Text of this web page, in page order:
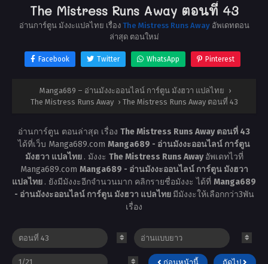
The Mistress Runs Away ตอนที่ 43
อ่านการ์ตูน มังงะแปลไทย เรื่อง The Mistress Runs Awayอัพเดทตอน
ล่าสุด ตอนใหม่
Facebook Twitter WhatsApp Pinterest
Manga689 – อ่านมังงะออนไลน์ การ์ตูน มังฮวา แปลไทย ›
The Mistress Runs Away › The Mistress Runs Away ตอนที่ 43
อ่านการ์ตูน ตอนล่าสุด เรื่อง The Mistress Runs Away ตอนที่ 43
ได้ที่เว็บ Manga689.com Manga689 - อ่านมังงะออนไลน์ การ์ตูน
มังฮวา แปลไทย . มังงะ The Mistress Runs Awayอัพเดทไวที่
Manga689.com Manga689 - อ่านมังงะออนไลน์ การ์ตูน มังฮวา
แปลไทย . ยังมีมังงะอีกจำนวนมาก คลิกรายชื่อมังงะ ได้ที่ Manga689
- อ่านมังงะออนไลน์ การ์ตูน มังฮวา แปลไทย มีมังงะให้เลือกกว่า3พัน
เรื่อง